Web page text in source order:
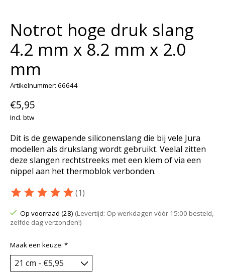
Notrot hoge druk slang
4.2 mm x 8.2 mm x 2.0
mm
Artikelnummer: 66644
€5,95
Incl. btw
Dit is de gewapende siliconenslang die bij vele Jura
modellen als drukslang wordt gebruikt. Veelal zitten
deze slangen rechtstreeks met een klem of via een
nippel aan het thermoblok verbonden.
De beoordeling van dit product is
(1)
Op voorraad (28) (Levertijd: Op werkdagen vóór 15:00 besteld,
zelfde dag verzonden!)
Maak een keuze: *